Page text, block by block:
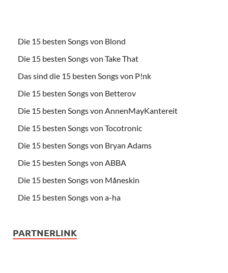
Die 15 besten Songs von Blond
Die 15 besten Songs von Take That
Das sind die 15 besten Songs von P!nk
Die 15 besten Songs von Betterov
Die 15 besten Songs von AnnenMayKantereit
Die 15 besten Songs von Tocotronic
Die 15 besten Songs von Bryan Adams
Die 15 besten Songs von ABBA
Die 15 besten Songs von Måneskin
Die 15 besten Songs von a-ha
PARTNERLINK